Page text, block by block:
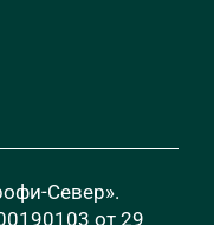
Север».
от 29